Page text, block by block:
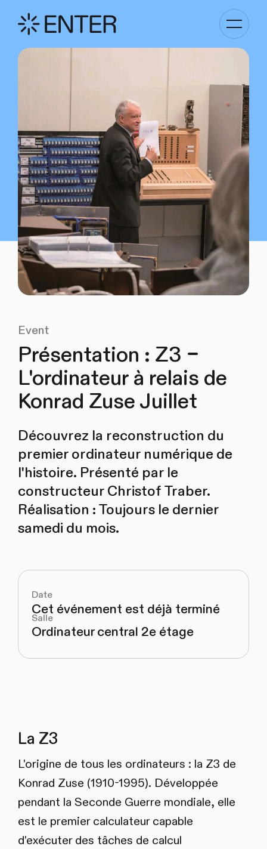
Basculer
la
Event
Présentation : Z3 –
L'ordinateur à relais de
Konrad Zuse Juillet
Découvrez la reconstruction du
premier ordinateur numérique de
l'histoire. Présenté par le
constructeur Christof Traber.
Réalisation : Toujours le dernier
samedi du mois.
Date
Cet événement est déjà terminé
Salle
Ordinateur central 2e étage
La Z3
L'origine de tous les ordinateurs : la Z3 de
Konrad Zuse (1910-1995). Développée
pendant la Seconde Guerre mondiale, elle
est le premier calculateur capable
d'exécuter des tâches de calcul